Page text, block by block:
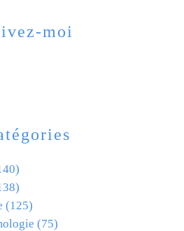
(125)
(75)
moi